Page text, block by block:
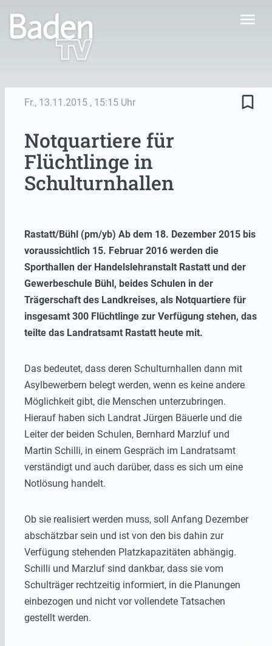
menu
Fr., 13.11.2015 , 15:15 Uhr bookmark_border
Notquartiere für
Flüchtlinge in
Schulturnhallen
Rastatt/Bühl (pm/yb) Ab dem 18. Dezember 2015 bis
voraussichtlich 15. Februar 2016 werden die
Sporthallen der Handelslehranstalt Rastatt und der
Gewerbeschule Bühl, beides Schulen in der
Trägerschaft des Landkreises, als Notquartiere für
insgesamt 300 Flüchtlinge zur Verfügung stehen, das
teilte das Landratsamt Rastatt heute mit.
Das bedeutet, dass deren Schulturnhallen dann mit
Asylbewerbern belegt werden, wenn es keine andere
Möglichkeit gibt, die Menschen unterzubringen.
Hierauf haben sich Landrat Jürgen Bäuerle und die
Leiter der beiden Schulen, Bernhard Marzluf und
Martin Schilli, in einem Gespräch im Landratsamt
verständigt und auch darüber, dass es sich um eine
Notlösung handelt.
Ob sie realisiert werden muss, soll Anfang Dezember
abschätzbar sein und ist von den bis dahin zur
Verfügung stehenden Platzkapazitäten abhängig.
Schilli und Marzluf sind dankbar, dass sie vom
Schulträger rechtzeitig informiert, in die Planungen
einbezogen und nicht vor vollendete Tatsachen
gestellt werden.